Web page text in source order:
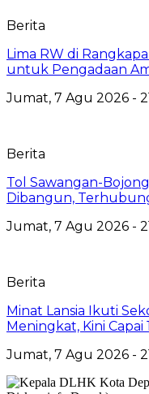
Berita
Lima RW di
untuk Pengadaan
Jumat, 7 Agu 2026 -
Berita
Tol Sawangan-
Dibangun,
Jumat, 7 Agu 2026 -
Berita
Minat Lansia Ikuti
Meningkat, Kini Capai
Jumat, 7 Agu 2026 -